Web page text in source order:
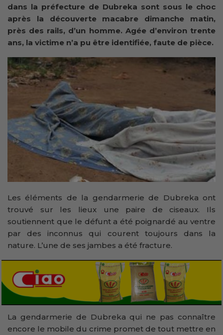
dans la préfecture de Dubreka sont sous le choc
après la découverte macabre dimanche matin,
près des rails, d’un homme. Agée d’environ trente
ans, la victime n’a pu être identifiée, faute de pièce.
Les éléments de la gendarmerie de Dubreka ont
trouvé sur les lieux une paire de ciseaux. Ils
soutiennent que le défunt a été poignardé au ventre
par des inconnus qui courent toujours dans la
nature. L’une de ses jambes a été fracture.
La gendarmerie de Dubreka qui ne pas connaître
encore le mobile du crime promet de tout mettre en